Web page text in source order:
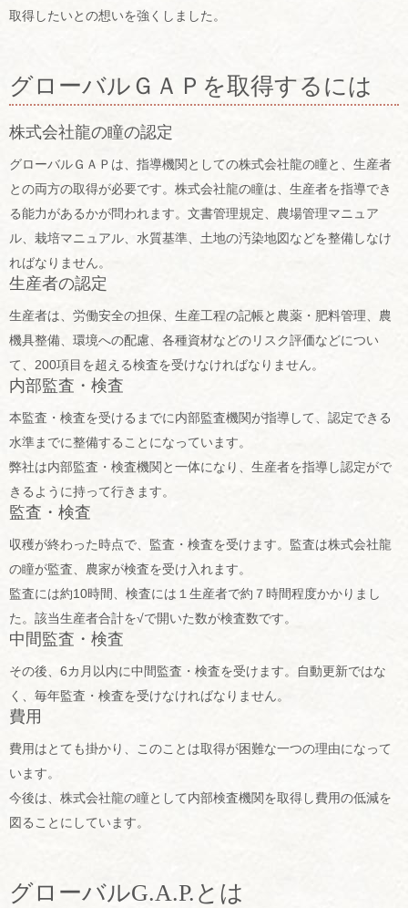
取得したいとの想いを強くしました。
グローバルＧＡＰを取得するには
株式会社龍の瞳の認定
グローバルＧＡＰは、指導機関としての株式会社龍の瞳と、生産者
との両方の取得が必要です。株式会社龍の瞳は、生産者を指導でき
る能力があるかが問われます。文書管理規定、農場管理マニュア
ル、栽培マニュアル、水質基準、土地の汚染地図などを整備しなけ
ればなりません。
生産者の認定
生産者は、労働安全の担保、生産工程の記帳と農薬・肥料管理、農
機具整備、環境への配慮、各種資材などのリスク評価などについ
て、200項目を超える検査を受けなければなりません。
内部監査・検査
本監査・検査を受けるまでに内部監査機関が指導して、認定できる
水準までに整備することになっています。
弊社は内部監査・検査機関と一体になり、生産者を指導し認定がで
きるように持って行きます。
監査・検査
収穫が終わった時点で、監査・検査を受けます。監査は株式会社龍
の瞳が監査、農家が検査を受け入れます。
監査には約10時間、検査には１生産者で約７時間程度かかりまし
た。該当生産者合計を√で開いた数が検査数です。
中間監査・検査
その後、6カ月以内に中間監査・検査を受けます。自動更新ではな
く、毎年監査・検査を受けなければなりません。
費用
費用はとても掛かり、このことは取得が困難な一つの理由になって
います。
今後は、株式会社龍の瞳として内部検査機関を取得し費用の低減を
図ることにしています。
グローバルG.A.P.とは